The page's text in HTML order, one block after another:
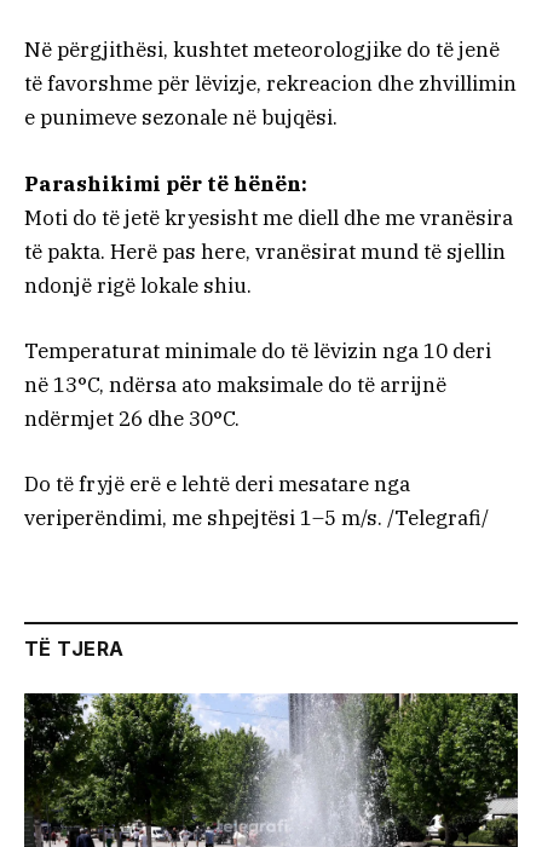
Në përgjithësi, kushtet meteorologjike do të jenë
të favorshme për lëvizje, rekreacion dhe zhvillimin
e punimeve sezonale në bujqësi.
Parashikimi për të hënën:
Moti do të jetë kryesisht me diell dhe me vranësira
të pakta. Herë pas here, vranësirat mund të sjellin
ndonjë rigë lokale shiu.
Temperaturat minimale do të lëvizin nga 10 deri
në 13°C, ndërsa ato maksimale do të arrijnë
ndërmjet 26 dhe 30°C.
Do të fryjë erë e lehtë deri mesatare nga
veriperëndimi, me shpejtësi 1–5 m/s. /Telegrafi/
TË TJERA